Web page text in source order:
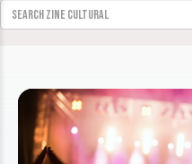
Search for: